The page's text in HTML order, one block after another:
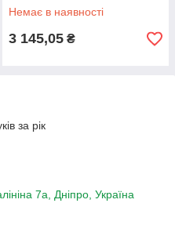
Немає в наявності
3 145,05 ₴
за рік
7а, Дніпро, Україна